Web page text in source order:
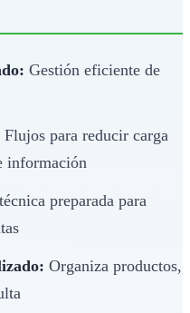
Gestión eficiente de
Flujos para reducir carga
información
preparada para
Organiza productos,